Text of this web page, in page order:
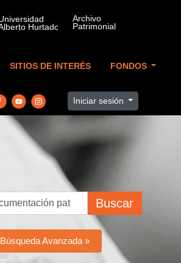
SITIOS DE INTERÉS FONDOS
Iniciar sesión
Buscar
Búsqueda Avanzada »